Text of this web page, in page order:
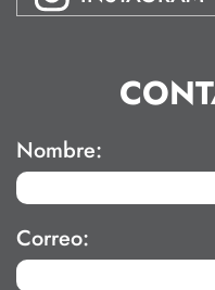
Nombre:
Correo: